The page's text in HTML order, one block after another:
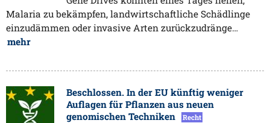
Malaria zu bekämpfen, landwirtschaftliche Schädlinge
einzudämmen oder invasive Arten zurückzudränge…
mehr
Beschlossen. In der EU künftig weniger
Auflagen für Pflanzen aus neuen
genomischen Techniken
Recht